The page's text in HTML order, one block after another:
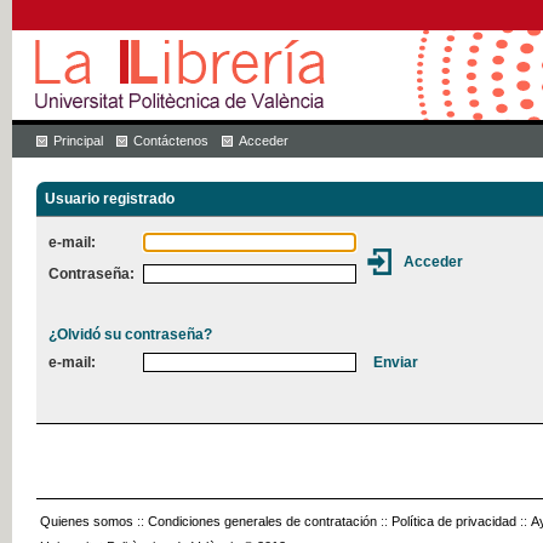
Principal Contáctenos Acceder
Usuario registrado
e-mail:
Contraseña:
¿Olvidó su contraseña?
e-mail:
Quienes somos :: Condiciones generales de contratación :: Política de privacidad ::